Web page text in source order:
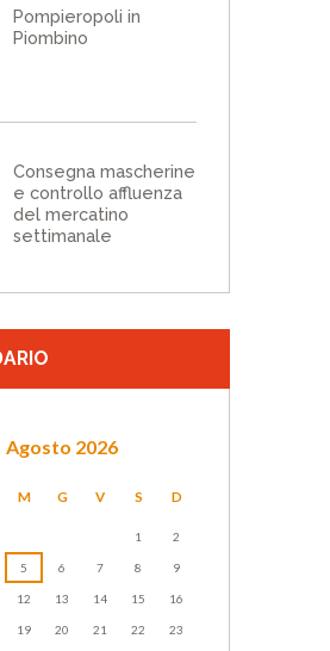
Pompieropoli in
Piombino
Consegna mascherine
e controllo affluenza
del mercatino
settimanale
Agosto 2026
M G V S D
1 2
5 6 7 8 9
12 13 14 15 16
19 20 21 22 23